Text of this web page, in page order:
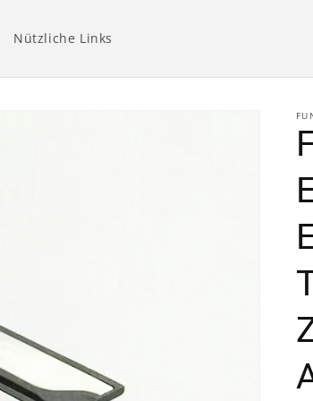
Nützliche Links